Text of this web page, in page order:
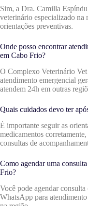
Sim, a Dra. Camilla
veterinário especializado na
orientações preventivas.
Onde posso encontrar
em Cabo Frio?
O Complexo Veterinário
atendimento emergencial
atendem 24h em outras
Quais cuidados devo ter
É importante seguir as
medicamentos
consultas de
Como agendar uma
Frio?
Você pode agendar
WhatsApp para